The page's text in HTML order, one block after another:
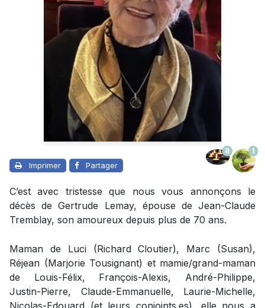
Imprimer Partager
8 1
C’est avec tristesse que nous vous annonçons le
décès de Gertrude Lemay, épouse de Jean-Claude
Tremblay, son amoureux depuis plus de 70 ans.
Maman de Luci (Richard Cloutier), Marc (Susan),
Réjean (Marjorie Tousignant) et mamie/grand-maman
de Louis-Félix, François-Alexis, André-Philippe,
Justin-Pierre, Claude-Emmanuelle, Laurie-Michelle,